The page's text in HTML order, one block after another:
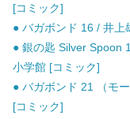
[コミック]
● バガボンド 16 / 井上
● 銀の匙 Silver Spoon
小学館 [コミック]
● バガボンド 21 （モ
[コミック]